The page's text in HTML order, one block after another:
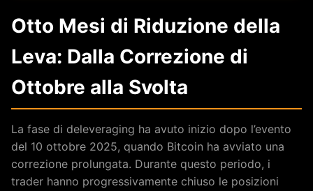
Otto Mesi di Riduzione della
Leva: Dalla Correzione di
Ottobre alla Svolta
La fase di deleveraging ha avuto inizio dopo l’evento
del 10 ottobre 2025, quando Bitcoin ha avviato una
correzione prolungata. Durante questo periodo, i
trader hanno progressivamente chiuso le posizioni